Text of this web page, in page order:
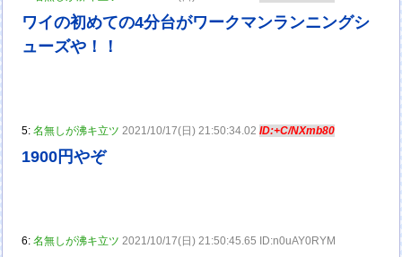
ワイの初めての4分台がワークマンランニングシ
ューズや！！
5:名無しが沸キ立ツ 2021/10/17(日) 21:50:34.02ID:+C/NXmb80
1900円やぞ
6:名無しが沸キ立ツ 2021/10/17(日) 21:50:45.65 ID:n0uAY0RYM